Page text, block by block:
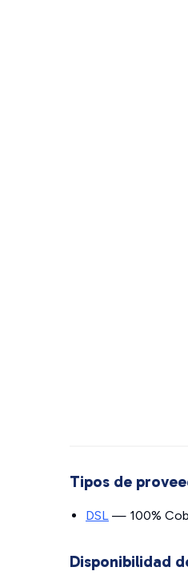
Tipos de
DSL — 100%
Disponibilidad